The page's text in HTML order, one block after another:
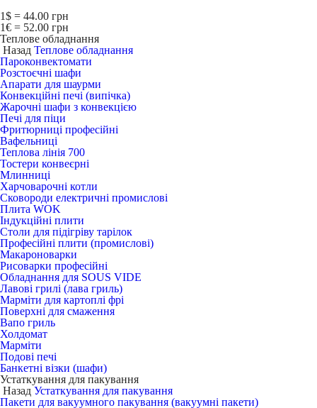
1$ = 44.00 грн
1€ = 52.00 грн
Теплове обладнання
Назад Теплове обладнання
Пароконвектомати
Розстоєчні шафи
Апарати для шаурми
Конвекційні печі (випічка)
Жарочні шафи з конвекцією
Печі для піци
Фритюрниці професійні
Вафельниці
Теплова лінія 700
Тостери конвеєрні
Млинниці
Харчоварочні котли
Сковороди електричні промислові
Плита WOK
Індукційні плити
Столи для підігріву тарілок
Професійні плити (промислові)
Макароноварки
Рисоварки професійні
Обладнання для SOUS VIDE
Лавові грилі (лава гриль)
Марміти для картоплі фрі
Поверхні для смаження
Вапо гриль
Холдомат
Марміти
Подові печі
Банкетні візки (шафи)
Устаткування для пакування
Назад Устаткування для пакування
Пакети для вакуумного пакування (вакуумні пакети)